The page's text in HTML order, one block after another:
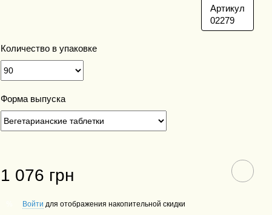
Артикул
02279
Количество в упаковке
Форма выпуска
1 076 грн
Войти для отображения накопительной скидки